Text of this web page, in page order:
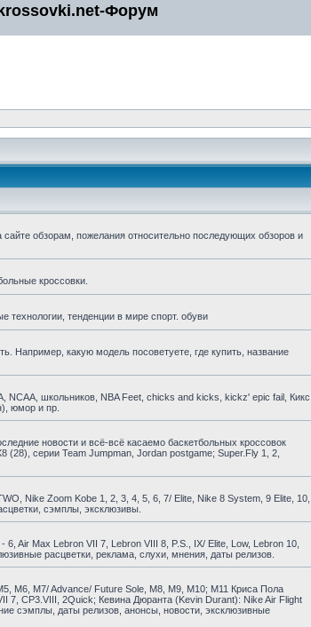
krossovki.net-Форум
обзорам, пожелания относительно последующих обзоров и
кроссовки.
технологии, тенденции в мире спорт. обуви
Например, какую модель посоветуете, где купить, название
школьников, NBA Feet, chicks and kicks, kickz' epic fail, Кикс
юмор и пр.
новости и всё-всё касаемо баскетбольных кроссовок
(28), серии Team Jumpman, Jordan postgame; Super.Fly 1, 2,
Nike Zoom Kobe 1, 2, 3, 4, 5, 6, 7/ Elite, Nike 8 System, 9 Elite, 10,
сэмплы, эксклюзивы.
Air Max Lebron VII 7, Lebron VIII 8, P.S., IX/ Elite, Low, Lebron 10,
расцветки, реклама, слухи, мнения, даты релизов.
M6, M7/ Advance/ Future Sole, M8, M9, M10; M11 Криса Пола
7, CP3.VIII, 2Quick; Кевина Дюранта (Kevin Durant): Nike Air Flight
сэмплы, даты релизов, анонсы, новости, эксклюзивные